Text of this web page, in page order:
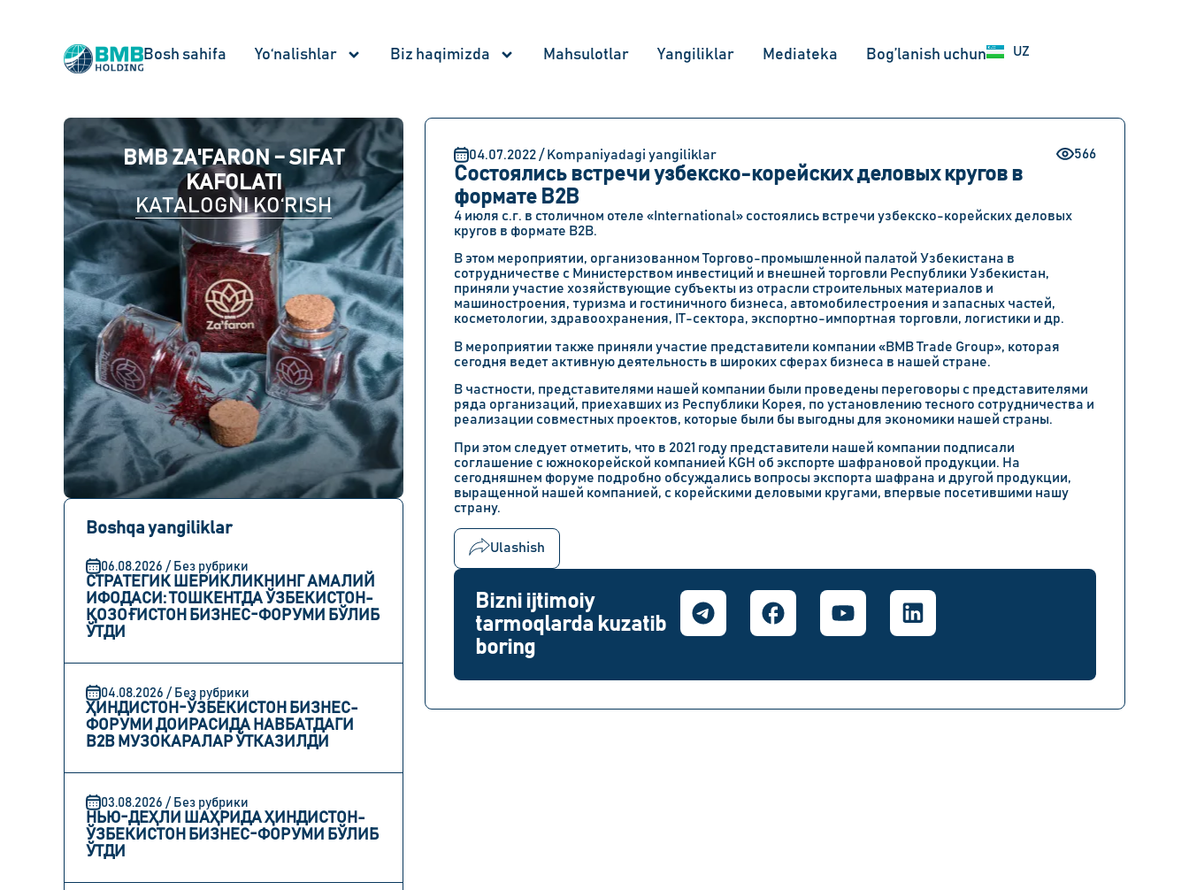
Bosh sahifa Yo‘nalishlar Biz haqimizda Mahsulotlar Yangiliklar Mediateka Bog’lanish uchun UZ
EN
BMB ZA'FARON – SIFAT
KAFOLATI
KATALOGNI KO‘RISH
Boshqa yangiliklar
06.08.2026 / Без рубрики
СТРАТЕГИК ШЕРИКЛИКНИНГ АМАЛИЙ
ИФОДАСИ: ТОШКЕНТДА ЎЗБЕКИСТОН-
ҚОЗОҒИСТОН БИЗНЕС-ФОРУМИ БЎЛИБ
ЎТДИ
04.08.2026 / Без рубрики
ҲИНДИСТОН-ЎЗБЕКИСТОН БИЗНЕС-
ФОРУМИ ДОИРАСИДА НАВБАТДАГИ
B2B МУЗОКАРАЛАР ЎТКАЗИЛДИ
03.08.2026 / Без рубрики
НЬЮ-ДЕҲЛИ ШАҲРИДА ҲИНДИСТОН-
ЎЗБЕКИСТОН БИЗНЕС-ФОРУМИ БЎЛИБ
ЎТДИ
04.07.2022 / Kompaniyadagi yangiliklar 566
Состоялись встречи узбекско-корейских деловых кругов в
формате B2B
4 июля с.г. в столичном отеле «International» состоялись встречи узбекско-корейских деловых
кругов в формате B2B.
В этом мероприятии, организованном Торгово-промышленной палатой Узбекистана в
сотрудничестве с Министерством инвестиций и внешней торговли Республики Узбекистан,
приняли участие хозяйствующие субъекты из отрасли строительных материалов и
машиностроения, туризма и гостиничного бизнеса, автомобилестроения и запасных частей,
косметологии, здравоохранения, IT-сектора, экспортно-импортная торговли, логистики и др.
В мероприятии также приняли участие представители компании «BMB Trade Group», которая
сегодня ведет активную деятельность в широких сферах бизнеса в нашей стране.
В частности, представителями нашей компании были проведены переговоры с представителями
ряда организаций, приехавших из Республики Корея, по установлению тесного сотрудничества и
реализации совместных проектов, которые были бы выгодны для экономики нашей страны.
При этом следует отметить, что в 2021 году представители нашей компании подписали
соглашение с южнокорейской компанией KGH об экспорте шафрановой продукции. На
сегодняшнем форуме подробно обсуждались вопросы экспорта шафрана и другой продукции,
выращенной нашей компанией, с корейскими деловыми кругами, впервые посетившими нашу
страну.
Ulashish
Bizni ijtimoiy
tarmoqlarda kuzatib
boring